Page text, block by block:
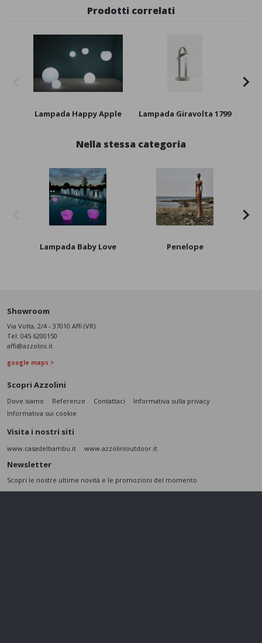
Prodotti correlati
Lampada Happy Apple Lampada Giravolta 1799
Nella stessa categoria
Lampada Baby Love Penelope
Showroom
Via Volta, 2/4 - 37010 Affi (VR)
Tel: 045 6200150
affi@azzolini.it
google maps >
Scopri Azzolini
Dove siamo Referenze Contattaci
Informativa sulla privacy
Informativa sui cookie
Visita i nostri siti
www.casadelbambu.it www.azzolinioutdoor.it
Newsletter
Scopri le nostre ultime novità e le promozioni del momento